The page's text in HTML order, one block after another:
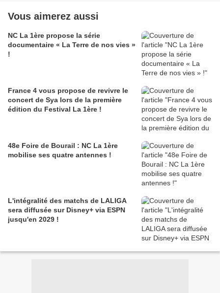
Vous aimerez aussi
NC La 1ère propose la série
documentaire « La Terre de nos vies »
!
France 4 vous propose de revivre le
concert de Sya lors de la première
édition du Festival La 1ère !
48e Foire de Bourail : NC La 1ère
mobilise ses quatre antennes !
L'intégralité des matchs de LALIGA
sera diffusée sur Disney+ via ESPN
jusqu'en 2029 !